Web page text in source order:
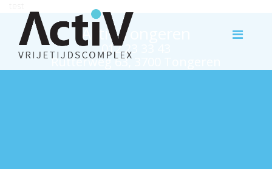
Activ Tongeren
012 23 33 43
Rutterweg 63, 3700 Tongeren